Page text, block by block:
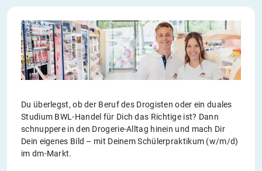
Du überlegst, ob der Beruf des Drogisten oder ein duales
Studium BWL-Handel für Dich das Richtige ist? Dann
schnuppere in den Drogerie-Alltag hinein und mach Dir
Dein eigenes Bild – mit Deinem Schülerpraktikum (w/m/d)
im dm-Markt.